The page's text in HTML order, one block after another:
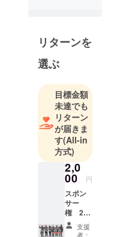
等で幅広く
活動中で
す。
こっ！ヨロ
シクお願い
申し上げま
す。
リターンを
選ぶ
目標金額
未達でも
リターン
が届きま
す(All-in
方式)
2,0
00 円
スポン
サー
権 2週
分 「こ
の番組
支援
者：